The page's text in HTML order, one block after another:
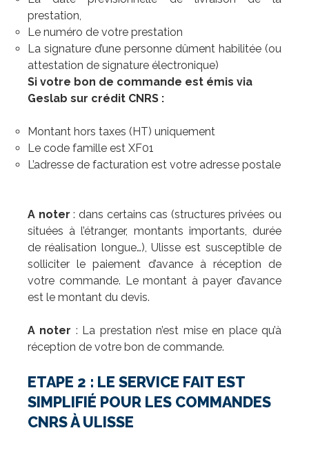
prestation,
Le numéro de votre prestation
La signature d’une personne dûment habilitée (ou
attestation de signature électronique)
Si votre bon de commande est émis via
Geslab sur crédit CNRS :
Montant hors taxes (HT) uniquement
Le code famille est XF01
L’adresse de facturation est votre adresse postale
A noter : dans certains cas (structures privées ou
situées à l’étranger, montants importants, durée
de réalisation longue…), Ulisse est susceptible de
solliciter le paiement d’avance à réception de
votre commande. Le montant à payer d’avance
est le montant du devis.
A noter : La prestation n’est mise en place qu’à
réception de votre bon de commande.
ETAPE 2 : LE SERVICE FAIT EST
SIMPLIFIÉ POUR LES COMMANDES
CNRS À ULISSE